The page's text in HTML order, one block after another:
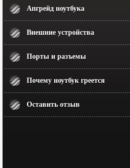
Апгрейд ноутбука
Внешние устройства
Порты и разъемы
Почему ноутбук греется
Оставить отзыв